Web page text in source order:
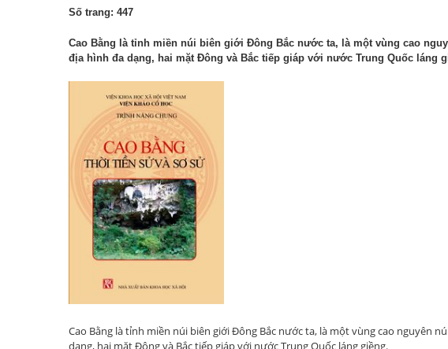
Số trang: 447
Cao Bằng là tỉnh miền núi biên giới Đông Bắc nước ta, là một vùng cao
địa hình đa dạng, hai mặt Đông và Bắc tiếp giáp với nước Trung Quốc láng
Cao Bằng là tỉnh miền núi biên giới Đông Bắc nước ta, là một vùng cao nguyên
dạng, hai mặt Đông và Bắc tiếp giáp với nước Trung Quốc láng giềng.